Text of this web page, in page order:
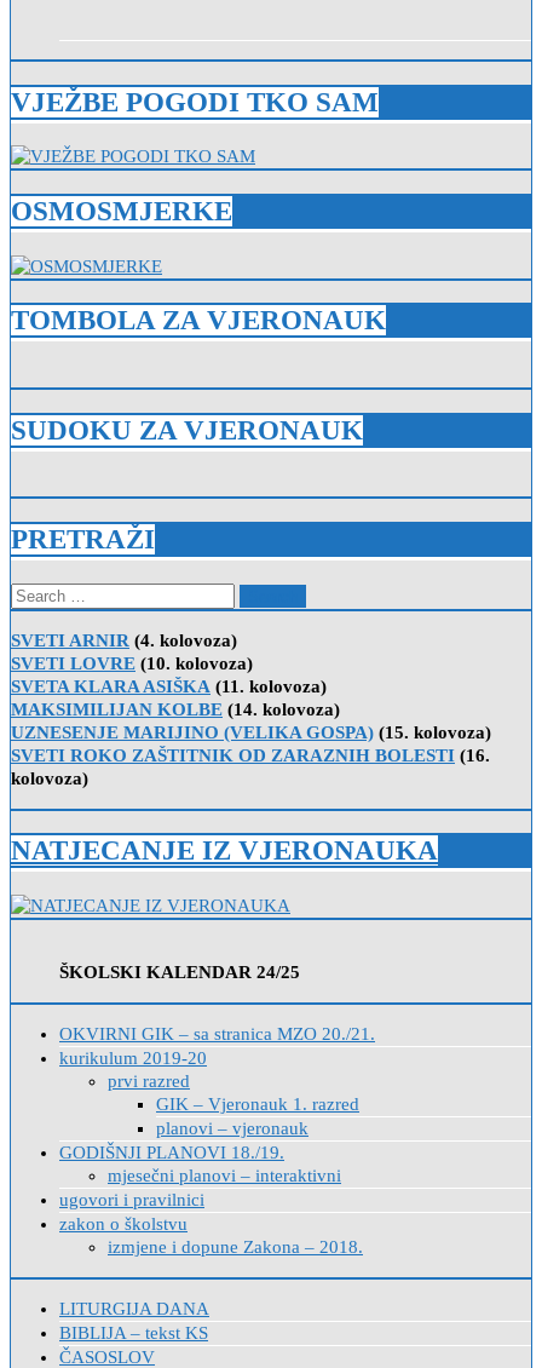
VJEŽBE POGODI TKO SAM
OSMOSMJERKE
TOMBOLA ZA VJERONAUK
SUDOKU ZA VJERONAUK
PRETRAŽI
Search
for:
SVETI ARNIR (4. kolovoza)
SVETI LOVRE (10. kolovoza)
SVETA KLARA ASIŠKA (11. kolovoza)
MAKSIMILIJAN KOLBE (14. kolovoza)
UZNESENJE MARIJINO (VELIKA GOSPA) (15. kolovoza)
SVETI ROKO ZAŠTITNIK OD ZARAZNIH BOLESTI (16.
kolovoza)
NATJECANJE IZ VJERONAUKA
ŠKOLSKI KALENDAR 24/25
OKVIRNI GIK – sa stranica MZO 20./21.
kurikulum 2019-20
prvi razred
GIK – Vjeronauk 1. razred
planovi – vjeronauk
GODIŠNJI PLANOVI 18./19.
mjesečni planovi – interaktivni
ugovori i pravilnici
zakon o školstvu
izmjene i dopune Zakona – 2018.
LITURGIJA DANA
BIBLIJA – tekst KS
ČASOSLOV